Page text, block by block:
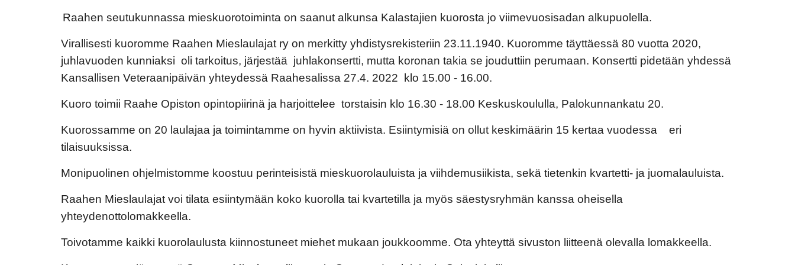
Raahen seutukunnassa mieskuorotoiminta on saanut alkunsa Kalastajien kuorosta jo viimevuosisadan alkupuolella.
Virallisesti kuoromme Raahen Mieslaulajat ry on merkitty yhdistysrekisteriin 23.11.1940. Kuoromme täyttäessä 80 vuotta 2020,
juhlavuoden kunniaksi oli tarkoitus, järjestää juhlakonsertti, mutta koronan takia se jouduttiin perumaan. Konsertti pidetään yhdessä
Kansallisen Veteraanipäivän yhteydessä Raahesalissa 27.4. 2022
  klo 1
5.00 - 16.00.
Kuoro toimii Raahe Opiston opintopiirinä ja harjoittelee  torstaisin klo 16.30 - 18.00 Keskuskoululla, Palokunnankatu 20.
Kuorossamme on 20 laulajaa ja toimintamme on hyvin aktiivista. Esiintymisiä on ollut keskimäärin 15 kertaa vuodessa    eri
tilaisuuksissa.
Monipuolinen ohjelmistomme koostuu perinteisistä mieskuorolauluista ja viihdemusiikista, sekä tietenkin kvartetti- ja juomalauluista.
Raahen Mieslaulajat voi tilata esiintymään koko kuorolla tai kvartetilla ja myös säestysryhmän kanssa oheisella
yhteydenottolomakkeella.
Toivotamme kaikki kuorolaulusta kiinnostuneet miehet mukaan joukkoomme. Ota yhteyttä sivuston liitteenä olevalla lomakkeella.